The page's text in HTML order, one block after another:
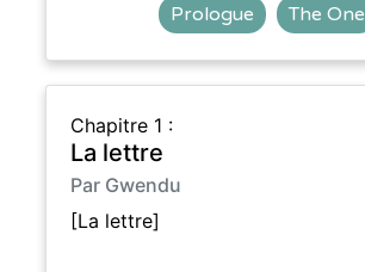
Prologue
The One
Chapitre 1 :
La lettre
Par Gwendu
[La lettre]